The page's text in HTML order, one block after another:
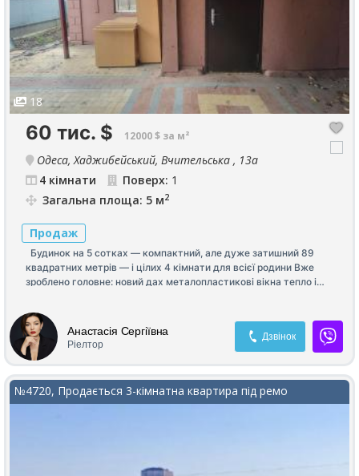
18
60 тис. $ 12000 $ за м²
Одеса, Хаджибейський, Вчительська , 13а
4 кімнати
Поверх: 1
Загальна площа: 5 м2
Продаж
Будинок на 5 сотках — компактний, але дуже затишний 89
квадратних метрів — і цілих 4 кімнати для всієї родини Вже
зроблено головне: новий дах металопластикові вікна тепло і
двоконтурний котел — зручно та швидко і твердопаливний —
економія та незалежність Гараж з ямою та підвалом — для
авто і зберігання Власний город і виноградник — свіжі
продукти прямо з ділянки (для тих, хто любить) Власник
готовий працювати за державними програмами Усі питання за
телефоном
Анастасія Сергіївна
Ріелтор
Дзвінок
№4720, Продається 3-кімнатна квартира під ремо